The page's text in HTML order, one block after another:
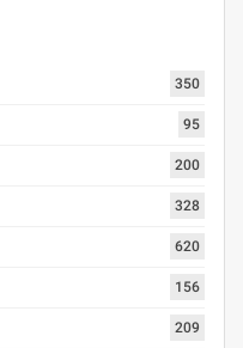
350
95
200
328
620
156
209